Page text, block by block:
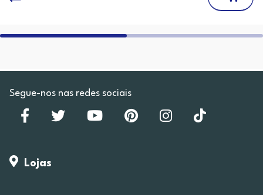
Segue-nos nas redes sociais
Lojas